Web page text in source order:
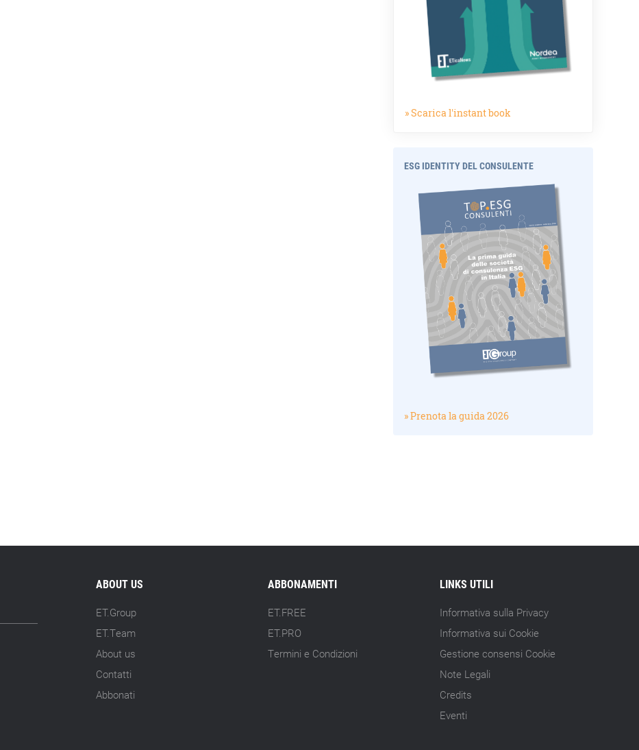
» Scarica l'instant book
ESG IDENTITY DEL CONSULENTE
» Prenota la guida 2026
ABOUT US
ET.Group
ET.Team
About us
Contatti
Abbonati
ABBONAMENTI
ET.FREE
ET.PRO
Termini e Condizioni
LINKS UTILI
Informativa sulla Privacy
Informativa sui Cookie
Gestione consensi Cookie
Note Legali
Credits
Eventi